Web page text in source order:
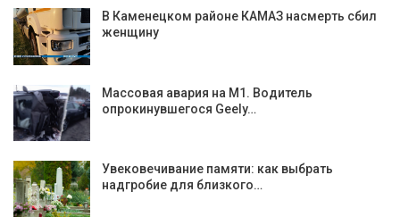
В Каменецком районе КАМАЗ насмерть сбил
женщину
Массовая авария на М1. Водитель
опрокинувшегося Geely…
Увековечивание памяти: как выбрать
надгробие для близкого…